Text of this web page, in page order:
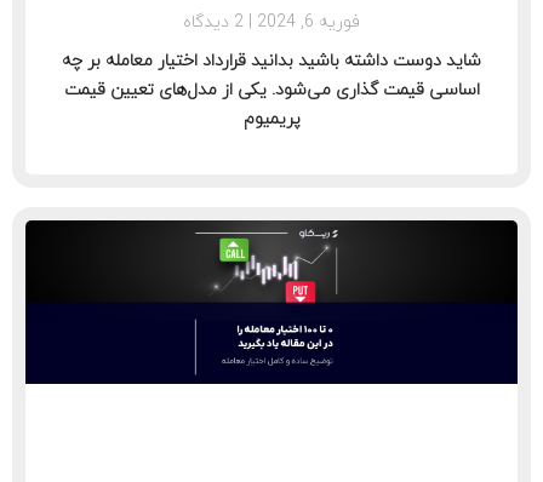
فوریه 6, 2024
2 دیدگاه
شاید دوست داشته باشید بدانید قرارداد اختیار معامله بر چه
اساسی قیمت گذاری می‌شود. یکی از مدل‌های تعیین قیمت
پریمیوم